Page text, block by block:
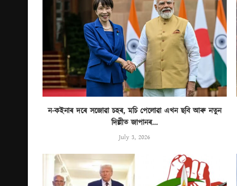
ন-কইনাৰ দৰে সজোৱা চহৰ, মচি পেলোৱা এখন ছবি আৰু নতুন
দিল্লীত জাপানৰ...
July 3, 2026